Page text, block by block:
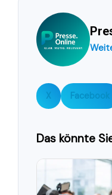
X Facebook
Das könnte